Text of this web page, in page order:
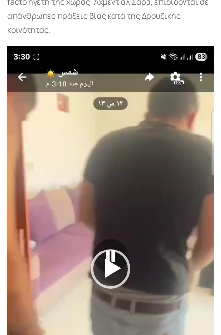
απάνθρωπες πράξεις βίας κατά της Δρουζικής
κοινότητας.
Πρόγραμμα
Αναπαραγωγής
Βίντεο